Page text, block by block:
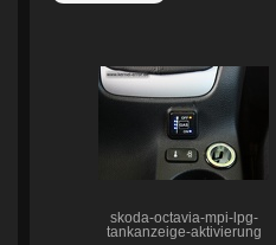
skoda-octavia-mpi-lpg-
tankanzeige-aktivierung